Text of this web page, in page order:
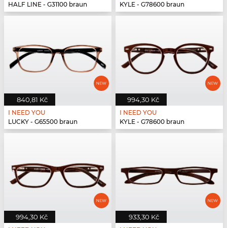
HALF LINE - G31100 braun
KYLE - G78600 braun
840,81 Kč
I NEED YOU
LUCKY - G65500 braun
994,30 Kč
I NEED YOU
KYLE - G78600 braun
994,30 Kč 933,30 Kč